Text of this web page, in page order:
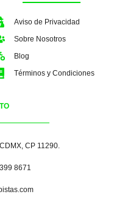
Aviso de Privacidad
Sobre Nosotros
Blog
Términos y Condiciones
CP 11290.
8671